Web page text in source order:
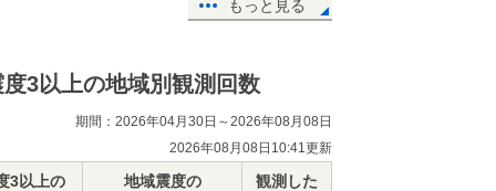
もっと見る
度3以上の地域別観測回数
期間：2026年04月30日～2026年08月08日
2026年08月08日10:41更新
3以上の
地域震度の
観測した